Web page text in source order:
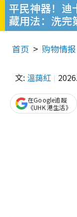
平民神器！
藏用法：洗完
首页 购物情报
文: 溫藹紅
在Google追蹤
《UHK 港生活》